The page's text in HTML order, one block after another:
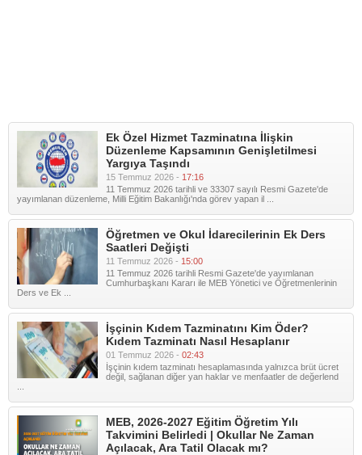
Ek Özel Hizmet Tazminatına İlişkin
Düzenleme Kapsamının Genişletilmesi
Yargıya Taşındı
15 Temmuz 2026 - 17:16
11 Temmuz 2026 tarihli ve 33307 sayılı Resmi Gazete'de
yayımlanan düzenleme, Milli Eğitim Bakanlığı'nda görev yapan il ...
Öğretmen ve Okul İdarecilerinin Ek Ders
Saatleri Değişti
11 Temmuz 2026 - 15:00
11 Temmuz 2026 tarihli Resmi Gazete'de yayımlanan
Cumhurbaşkanı Kararı ile MEB Yönetici ve Öğretmenlerinin
Ders ve Ek ...
İşçinin Kıdem Tazminatını Kim Öder?
Kıdem Tazminatı Nasıl Hesaplanır
01 Temmuz 2026 - 02:43
İşçinin kıdem tazminatı hesaplamasında yalnızca brüt ücret
değil, sağlanan diğer yan haklar ve menfaatler de değerlend
MEB, 2026-2027 Eğitim Öğretim Yılı
Takvimini Belirledi | Okullar Ne Zaman
Açılacak, Ara Tatil Olacak mı?